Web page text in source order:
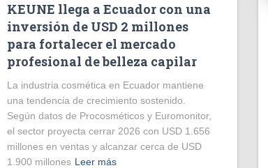
KEUNE llega a Ecuador con una
inversión de USD 2 millones
para fortalecer el mercado
profesional de belleza capilar
La industria cosmética en Ecuador mantiene
una tendencia de crecimiento sostenido.
Según datos de Procosméticos y Euromonitor,
el sector proyecta cerrar 2026 con USD 1.656
millones en ventas y alcanzar cerca de USD
1.900 millones Leer más